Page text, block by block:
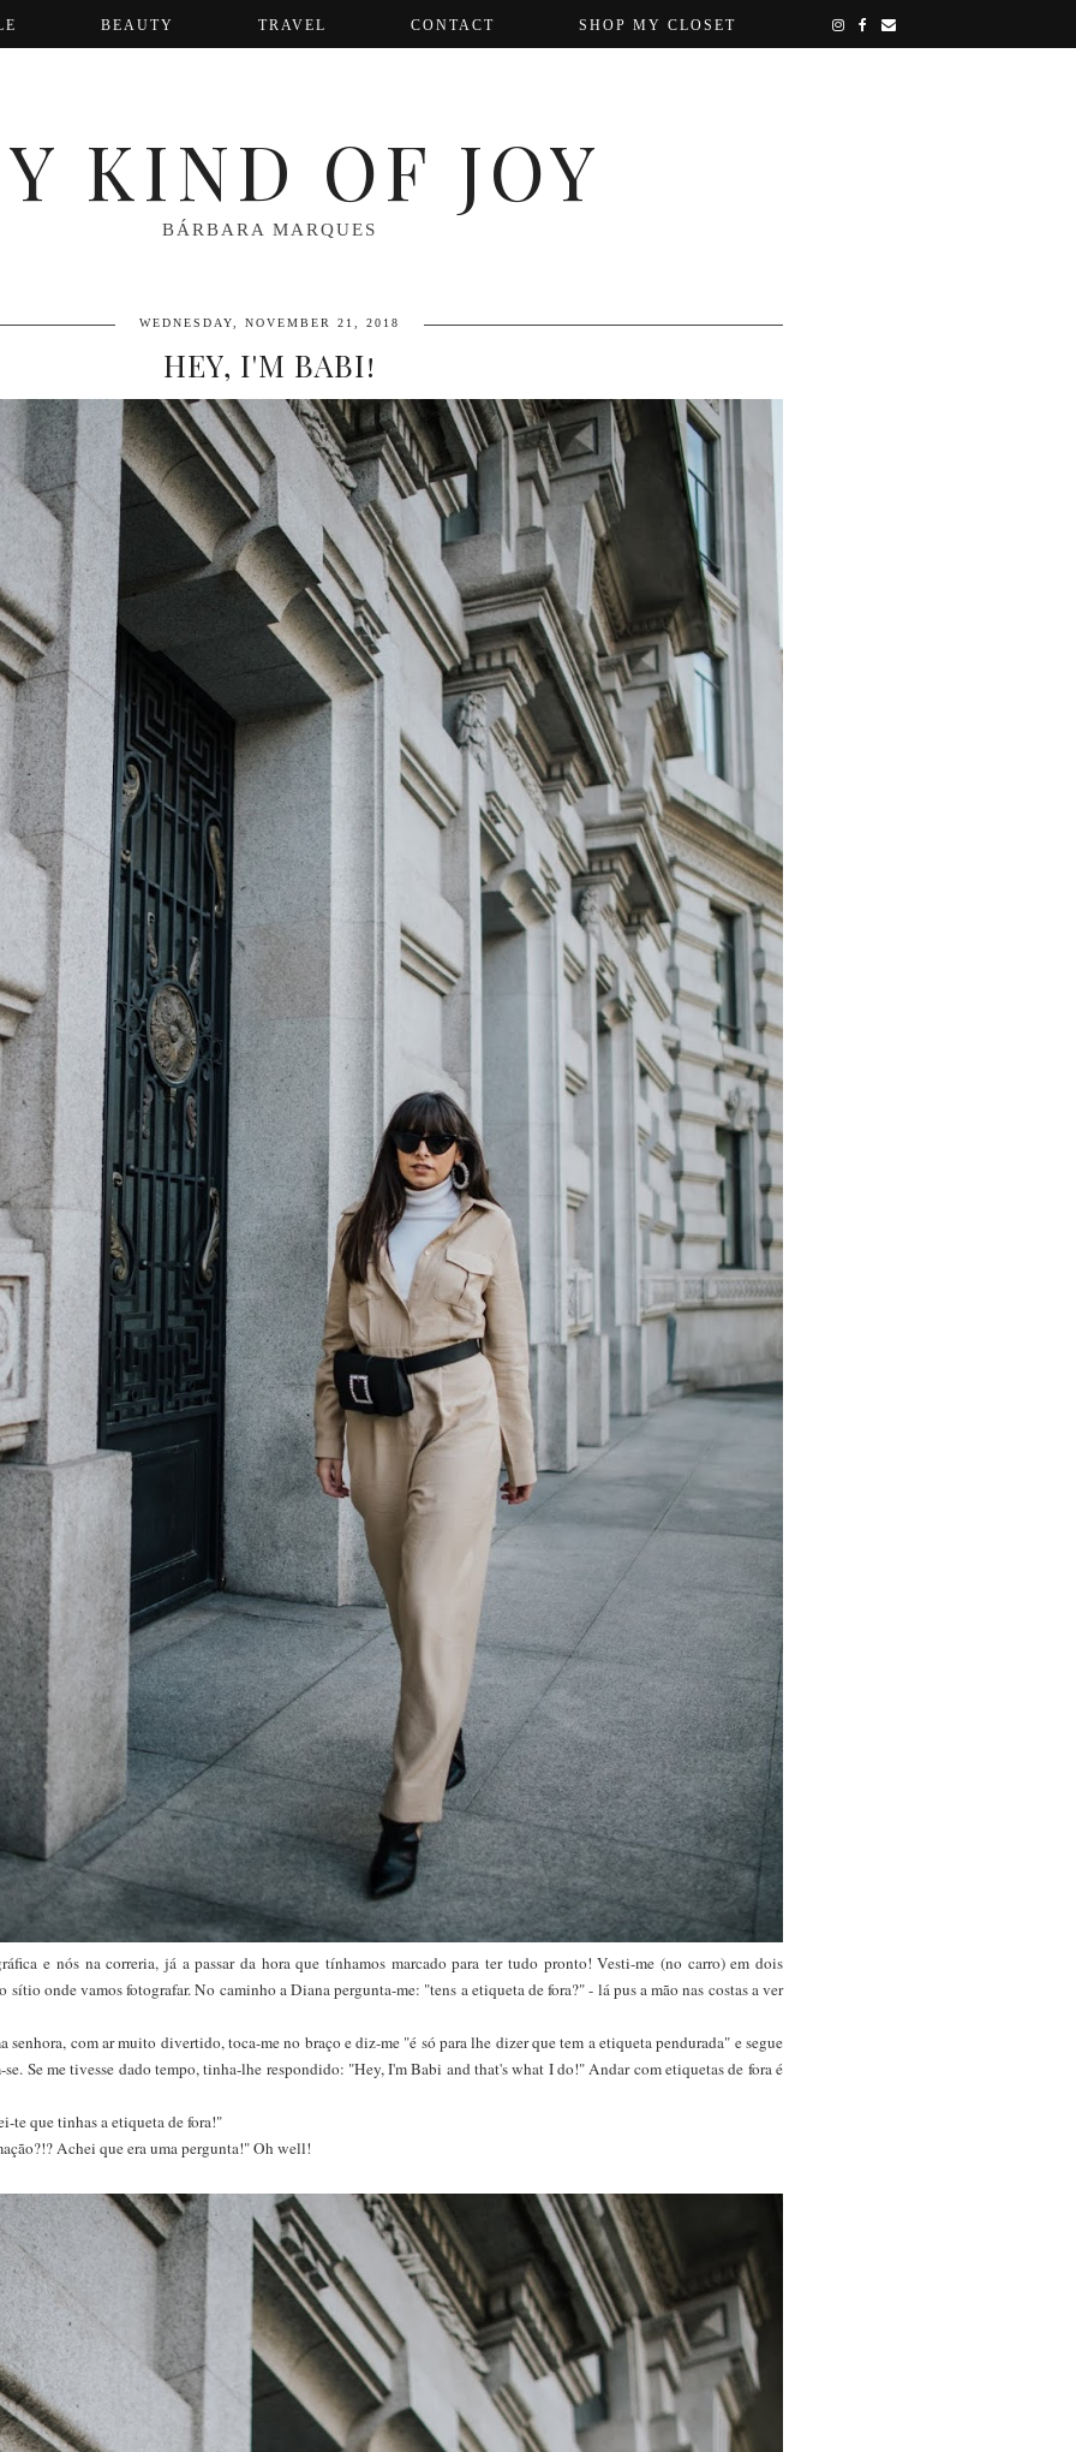
BEAUTY TRAVEL CONTACT SHOP MY CLOSET
KIND OF JOY
BÁRBARA MARQUES
WEDNESDAY, NOVEMBER 21, 2018
HEY, I'M BABI!
e nós na correria, já a passar da hora que tínhamos marcado para ter tudo pronto! Vesti-me (no carro) em dois
sítio onde vamos fotografar. No caminho a Diana pergunta-me: "tens a etiqueta de fora?" - lá pus a mão nas costas a ver
senhora, com ar muito divertido, toca-me no braço e diz-me "é só para lhe dizer que tem a etiqueta pendurada" e segue
se. Se me tivesse dado tempo, tinha-lhe respondido: "Hey, I'm Babi and that's what I do!" Andar com etiquetas de fora é
te que tinhas a etiqueta de fora!"
Achei que era uma pergunta!" Oh well!